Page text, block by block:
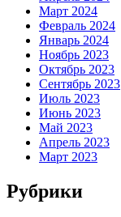
Март 2024
Февраль 2024
Январь 2024
Ноябрь 2023
Октябрь 2023
Сентябрь 2023
Июль 2023
Июнь 2023
Май 2023
Апрель 2023
Март 2023
Рубрики